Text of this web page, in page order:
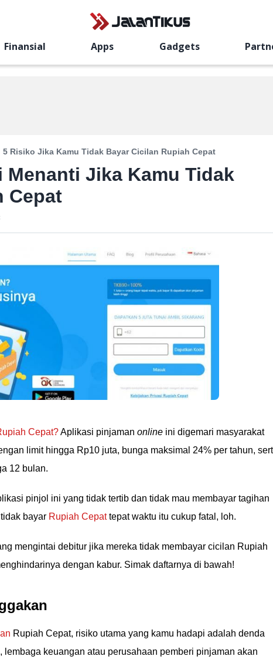
Finansial Apps Gadgets
5 Risiko Jika Kamu Tidak Bayar Cicilan Rupiah Cepat
Jika Kamu Tidak
Cepat
Cepat?Aplikasi pinjaman online ini digemari masyarakat
limit hingga Rp10 juta, bunga maksimal 24% per tahun,
12 bulan.
pinjol ini yang tidak tertib dan tidak mau membayar tagihan
bayar Rupiah Cepattepat waktu itu cukup fatal, loh.
mengintai debitur jika mereka tidak membayar cicilan Rupiah
dengan kabur. Simak daftarnya di bawah!
Rupiah Cepat, risiko utama yang kamu hadapi adalah denda
lembaga keuangan atau perusahaan pemberi pinjaman akan